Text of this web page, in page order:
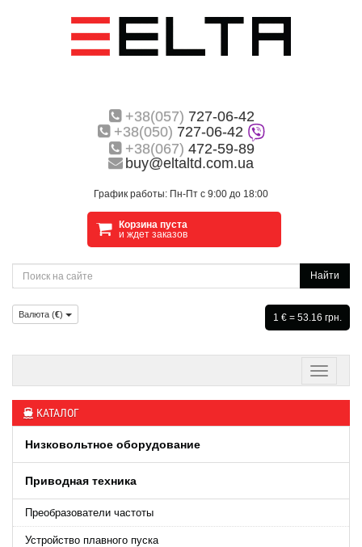
+38(057) 727-06-42
+38(050) 727-06-42
+38(067) 472-59-89
buy@eltaltd.com.ua
График работы: Пн-Пт с 9:00 до 18:00
Корзина пуста
и ждет заказов
Найти
Валюта (€) 1 € = 53.16 грн.
КАТАЛОГ
Низковольтное оборудование
Приводная техника
Преобразователи частоты
Устройство плавного пуска